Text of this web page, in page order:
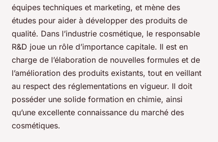
équipes techniques et marketing, et mène des
études pour aider à développer des produits de
qualité. Dans l’industrie cosmétique, le responsable
R&D joue un rôle d’importance capitale. Il est en
charge de l’élaboration de nouvelles formules et de
l’amélioration des produits existants, tout en veillant
au respect des réglementations en vigueur. Il doit
posséder une solide formation en chimie, ainsi
qu’une excellente connaissance du marché des
cosmétiques.